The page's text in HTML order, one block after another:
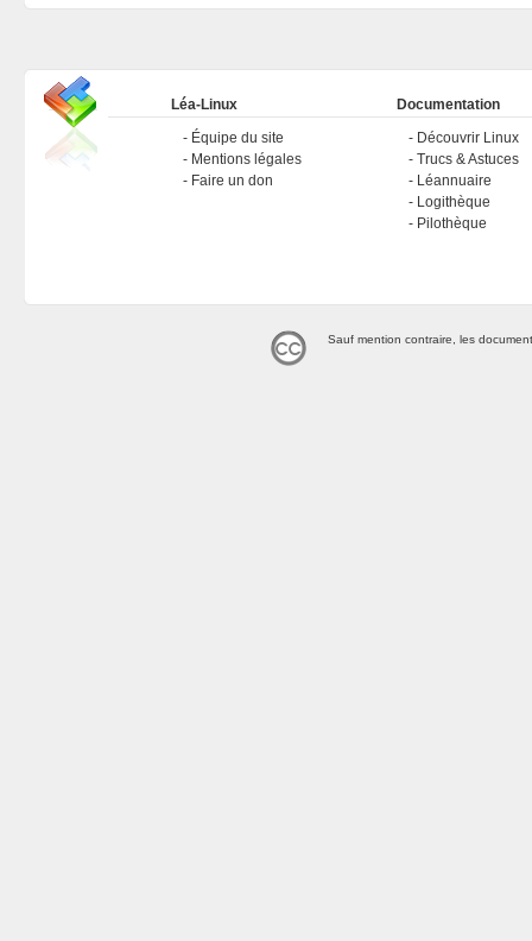
Léa-Linux
Équipe du site
Mentions légales
Faire un don
Documentation
Découvrir Linux
Trucs & Astuces
Léannuaire
Logithèque
Pilothèque
Sauf mention contraire, les